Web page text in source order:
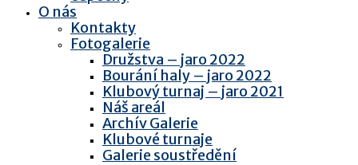
O nás
Kontakty
Fotogalerie
Družstva – jaro 2022
Bourání haly – jaro 2022
Klubový turnaj – jaro 2021
Náš areál
Archív Galerie
Klubové turnaje
Galerie soustředění